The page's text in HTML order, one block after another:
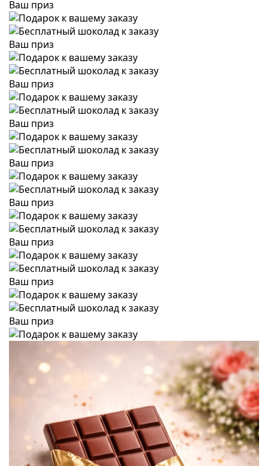
Ваш приз
Ваш приз
Ваш приз
Ваш приз
Ваш приз
Ваш приз
Ваш приз
Ваш приз
Ваш приз